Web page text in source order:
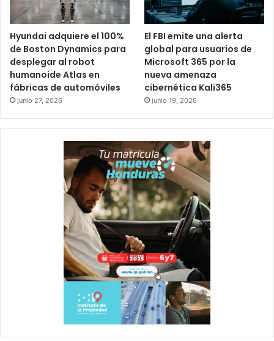
Hyundai adquiere el 100%
de Boston Dynamics para
desplegar al robot
humanoide Atlas en
fábricas de automóviles
junio 27, 2026
El FBI emite una alerta
global para usuarios de
Microsoft 365 por la
nueva amenaza
cibernética Kali365
junio 19, 2026